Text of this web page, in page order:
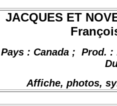
JACQUES ET
Pays : Canada ; Prod. :
Affiche, photos,